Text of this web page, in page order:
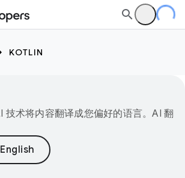
KOTLIN
技术将内容翻译成您偏好的语言。AI 翻